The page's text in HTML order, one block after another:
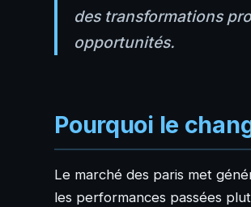
des transformations
opportunités.
Pourquoi le
Le marché des paris met
les performances passées